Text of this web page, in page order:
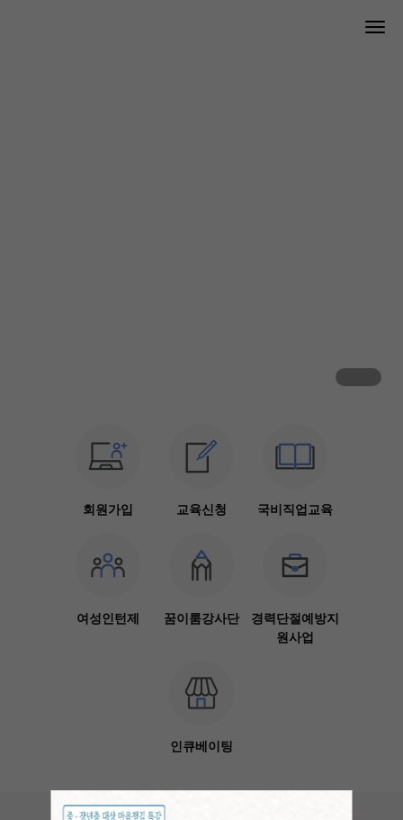
회원가입 교육신청 국비직업교육
여성인턴제 꿈이룸강사단
경력단절예방지
원사업
인큐베이팅